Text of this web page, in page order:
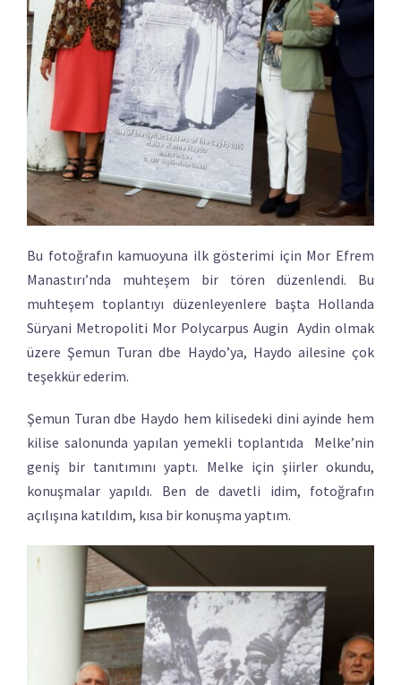
Bu fotoğrafın kamuoyuna ilk gösterimi için Mor Efrem
Manastırı’nda muhteşem bir tören düzenlendi. Bu
muhteşem toplantıyı düzenleyenlere başta Hollanda
Süryani Metropoliti Mor Polycarpus Augin Aydin olmak
üzere Şemun Turan dbe Haydo’ya, Haydo ailesine çok
teşekkür ederim.
Şemun Turan dbe Haydo hem kilisedeki dini ayinde hem
kilise salonunda yapılan yemekli toplantıda Melke’nin
geniş bir tanıtımını yaptı. Melke için şiirler okundu,
konuşmalar yapıldı. Ben de davetli idim, fotoğrafın
açılışına katıldım, kısa bir konuşma yaptım.